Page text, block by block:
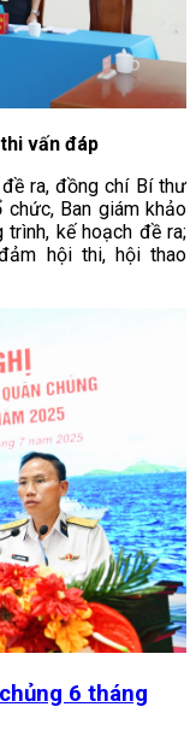
vấn đáp
ra, đồng chí Bí thư
chức, Ban giám khảo
kế hoạch đề ra;
hội thi, hội thao
6 tháng